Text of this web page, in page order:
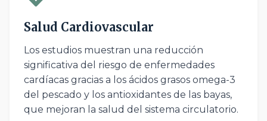
Salud Cardiovascular
Los estudios muestran una reducción
significativa del riesgo de enfermedades
cardíacas gracias a los ácidos grasos omega-3
del pescado y los antioxidantes de las bayas,
que mejoran la salud del sistema circulatorio.